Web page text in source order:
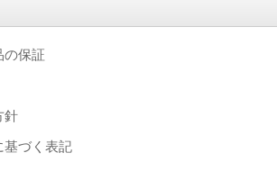
の保証
針
基づく表記